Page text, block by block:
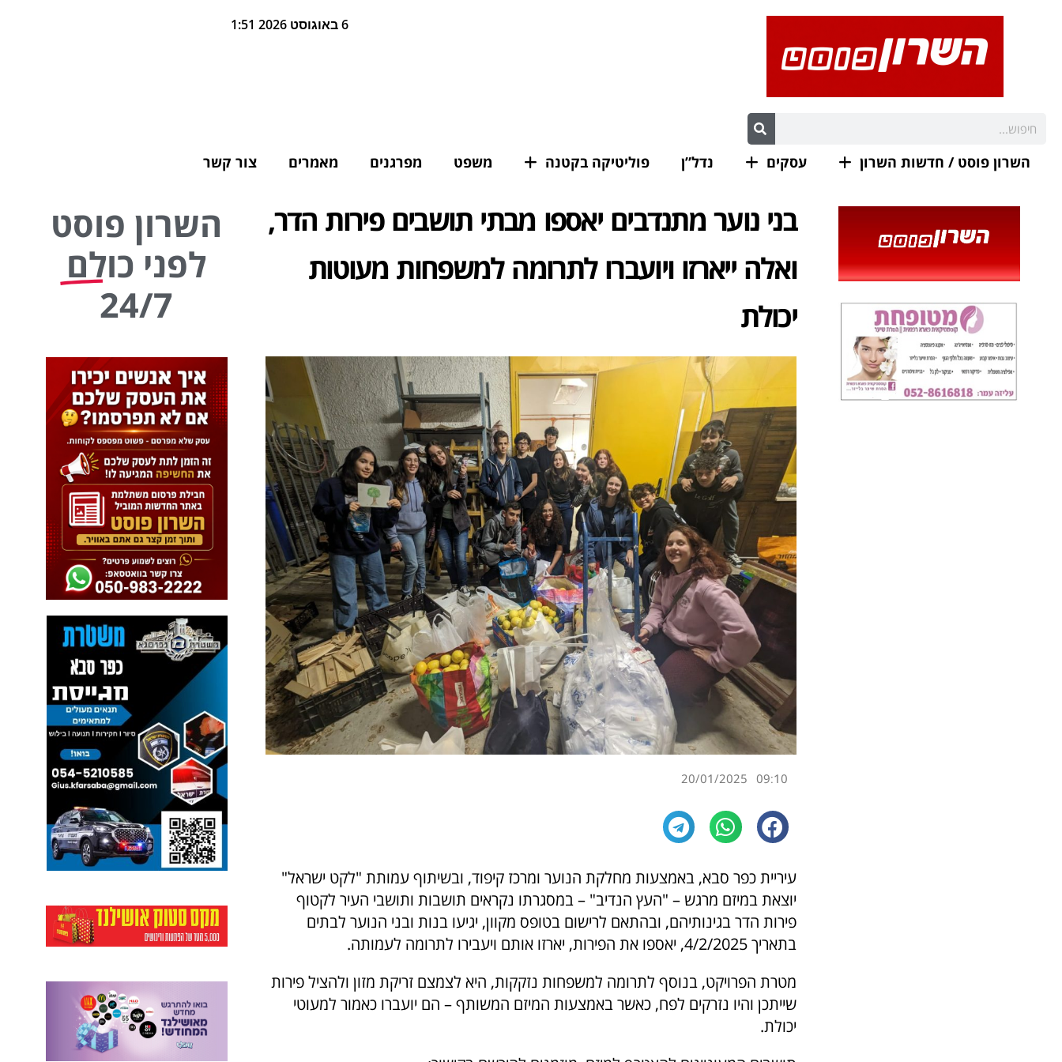
6 באוגוסט 2026 1:51
השרון פוסט / חדשות השרון עסקים נדל”ן פוליטיקה בקטנה משפט מפרגנים מאמרים צור קשר
בני נוער מתנדבים יאספו מבתי תושבים פירות הדר,
ואלה ייארזו ויועברו לתרומה למשפחות מעוטות
יכולת
09:10
20/01/2025
עיריית כפר סבא, באמצעות מחלקת הנוער ומרכז קיפוד, ובשיתוף עמותת "לקט ישראל"
יוצאת במיזם מרגש – "העץ הנדיב" – במסגרתו נקראים תושבות ותושבי העיר לקטוף
פירות הדר בגינותיהם, ובהתאם לרישום בטופס מקוון, יגיעו בנות ובני הנוער לבתים
בתאריך 4/2/2025, יאספו את הפירות, יארזו אותם ויעבירו לתרומה לעמותה.
מטרת הפרויקט, בנוסף לתרומה למשפחות נזקקות, היא לצמצם זריקת מזון ולהציל פירות
שייתכן והיו נזרקים לפח, כאשר באמצעות המיזם המשותף – הם יועברו כאמור למעוטי
יכולת.
השרון פוסט
לפני כולם
24/7